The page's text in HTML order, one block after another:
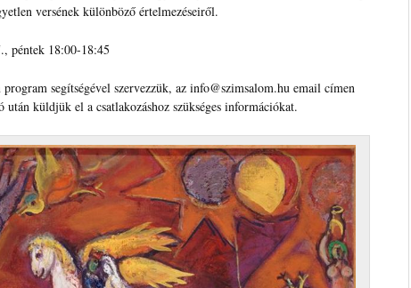
versének különböző értelmezéseiről.
péntek 18:00-18:45
segítségével szervezzük, az info@szimsalom.hu email címen
után küldjük el a csatlakozáshoz szükséges információkat.